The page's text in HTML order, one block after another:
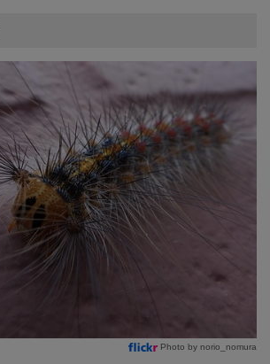
Photo by norio_nomura